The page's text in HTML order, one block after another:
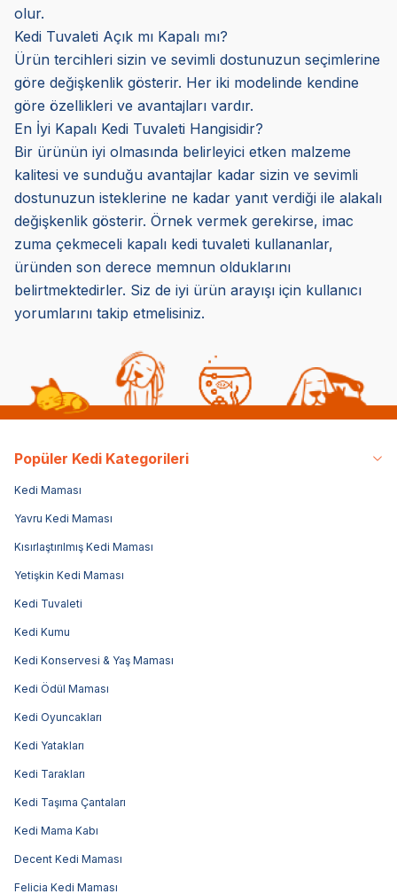
olur.
Kedi Tuvaleti Açık mı Kapalı mı?
Ürün tercihleri sizin ve sevimli dostunuzun seçimlerine
göre değişkenlik gösterir. Her iki modelinde kendine
göre özellikleri ve avantajları vardır.
En İyi Kapalı Kedi Tuvaleti Hangisidir?
Bir ürünün iyi olmasında belirleyici etken malzeme
kalitesi ve sunduğu avantajlar kadar sizin ve sevimli
dostunuzun isteklerine ne kadar yanıt verdiği ile alakalı
değişkenlik gösterir. Örnek vermek gerekirse, imac
zuma çekmeceli kapalı kedi tuvaleti kullananlar,
üründen son derece memnun olduklarını
belirtmektedirler. Siz de iyi ürün arayışı için kullanıcı
yorumlarını takip etmelisiniz.
Popüler Kedi Kategorileri
Kedi Maması
Yavru Kedi Maması
Kısırlaştırılmış Kedi Maması
Yetişkin Kedi Maması
Kedi Tuvaleti
Kedi Kumu
Kedi Konservesi & Yaş Maması
Kedi Ödül Maması
Kedi Oyuncakları
Kedi Yatakları
Kedi Tarakları
Kedi Taşıma Çantaları
Kedi Mama Kabı
Decent Kedi Maması
Felicia Kedi Maması